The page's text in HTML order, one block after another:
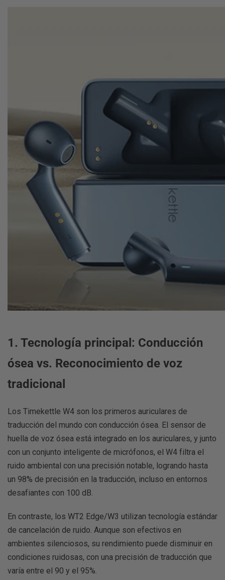
1. Tecnología principal: Conducción
ósea vs. Reconocimiento de voz
tradicional
Los Timekettle W4 son los primeros auriculares de
traducción del mundo con conducción ósea. El sensor de
huella de voz ósea está integrado en los auriculares, y junto
con un conjunto inteligente de micrófonos, el W4 filtra el
ruido ambiental con una precisión notable, logrando hasta
un 98% de precisión en la traducción, incluso en entornos
desafiantes con 100 dB.
En contraste, los WT2 Edge/W3 utilizan tecnología estándar
de cancelación de ruido. Aunque son efectivos en
ambientes silenciosos, su rendimiento puede disminuir en
condiciones ruidosas, con una precisión de traducción que
varía entre el 90 y el 95%.